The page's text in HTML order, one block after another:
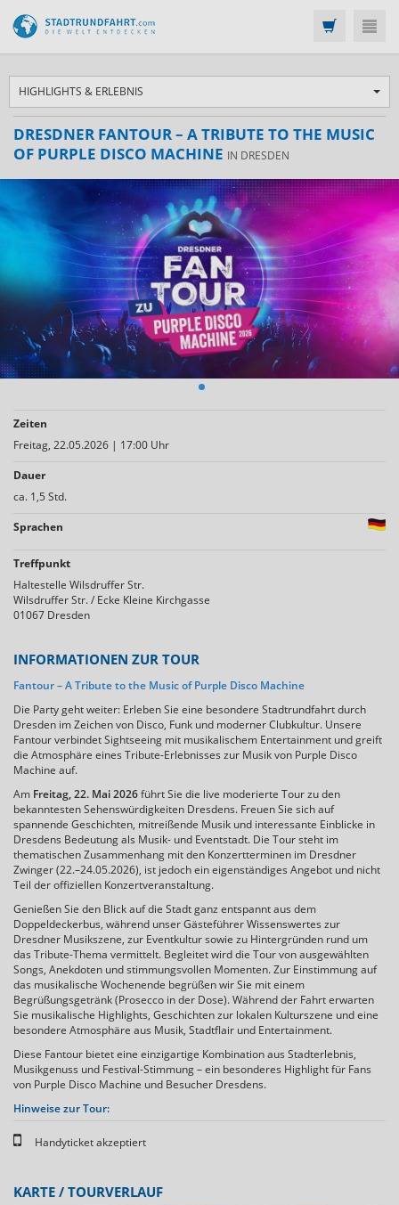
DRESDNER FANTOUR – A TRIBUTE TO THE MUSIC
OF PURPLE DISCO MACHINE IN DRESDEN
Zeiten
Freitag, 22.05.2026 | 17:00 Uhr
Dauer
ca. 1,5 Std.
Sprachen
Treffpunkt
Haltestelle Wilsdruffer Str.
Wilsdruffer Str. / Ecke Kleine Kirchgasse
01067 Dresden
INFORMATIONEN ZUR TOUR
Fantour – A Tribute to the Music of Purple Disco Machine
Die Party geht weiter: Erleben Sie eine besondere Stadtrundfahrt durch
Dresden im Zeichen von Disco, Funk und moderner Clubkultur. Unsere
Fantour verbindet Sightseeing mit musikalischem Entertainment und greift
die Atmosphäre eines Tribute-Erlebnisses zur Musik von Purple Disco
Machine auf.
Am Freitag, 22. Mai 2026führt Sie die live moderierte Tour zu den
bekanntesten Sehenswürdigkeiten Dresdens. Freuen Sie sich auf
spannende Geschichten, mitreißende Musik und interessante Einblicke in
Dresdens Bedeutung als Musik- und Eventstadt. Die Tour steht im
thematischen Zusammenhang mit den Konzertterminen im Dresdner
Zwinger (22.–24.05.2026), ist jedoch ein eigenständiges Angebot und nicht
Teil der offiziellen Konzertveranstaltung.
Genießen Sie den Blick auf die Stadt ganz entspannt aus dem
Doppeldeckerbus, während unser Gästeführer Wissenswertes zur
Dresdner Musikszene, zur Eventkultur sowie zu Hintergründen rund um
das Tribute-Thema vermittelt. Begleitet wird die Tour von ausgewählten
Songs, Anekdoten und stimmungsvollen Momenten. Zur Einstimmung auf
das musikalische Wochenende begrüßen wir Sie mit einem
Begrüßungsgetränk (Prosecco in der Dose). Während der Fahrt erwarten
Sie musikalische Highlights, Geschichten zur lokalen Kulturszene und eine
besondere Atmosphäre aus Musik, Stadtflair und Entertainment.
Diese Fantour bietet eine einzigartige Kombination aus Stadterlebnis,
Musikgenuss und Festival-Stimmung – ein besonderes Highlight für Fans
von Purple Disco Machine und Besucher Dresdens.
Hinweise zur Tour:
Handyticket akzeptiert
KARTE / TOURVERLAUF
HIGHLIGHTS & ERLEBNIS